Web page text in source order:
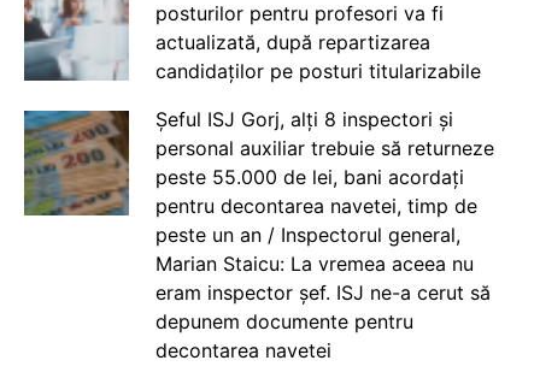
posturilor pentru profesori va fi
actualizată, după repartizarea
candidaților pe posturi titularizabile
Șeful ISJ Gorj, alți 8 inspectori și
personal auxiliar trebuie să returneze
peste 55.000 de lei, bani acordați
pentru decontarea navetei, timp de
peste un an / Inspectorul general,
Marian Staicu: La vremea aceea nu
eram inspector șef. ISJ ne-a cerut să
depunem documente pentru
decontarea navetei